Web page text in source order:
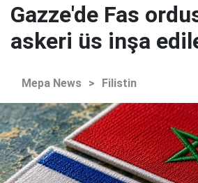
Gazze'de Fas
askeri üs inşa
Mepa News > Filistin